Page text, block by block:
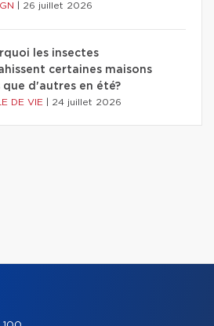
26 juillet 2026
les insectes
certaines maisons
que d'autres en été?
DE VIE 24 juillet 2026